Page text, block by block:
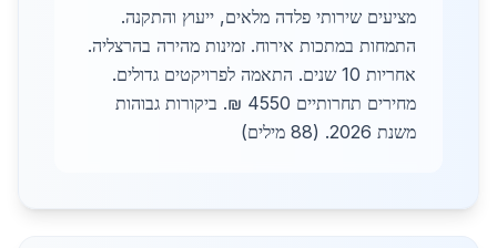
מציעים שירותי פלדה מלאים, ייעוץ והתקנה.
התמחות במתכות אירוח. זמינות מהירה בהרצליה.
אחריות 10 שנים. התאמה לפרויקטים גדולים.
מחירים תחרותיים 4550 ₪. ביקורות גבוהות
משנת 2026. (88 מילים)